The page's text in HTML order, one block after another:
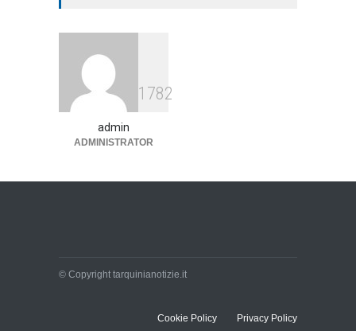
1782
admin
ADMINISTRATOR
© Copyright tarquinianotizie.it
Cookie Policy Privacy Policy